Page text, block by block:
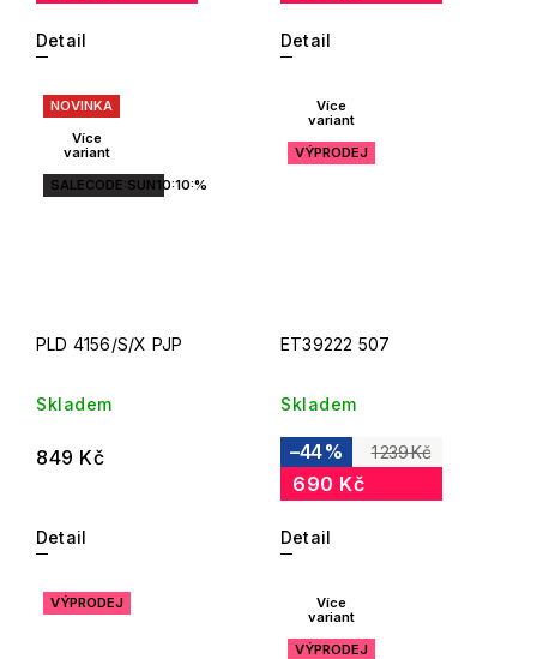
Detail Detail
NOVINKA
Více
variant
SALECODE:SUN10:10:%
PLD 4156/S/X PJP
Skladem
849 Kč
Detail
Více
variant
VÝPRODEJ
ET39222 507
Skladem
1 239 Kč
–44 %
690 Kč
Detail
VÝPRODEJ
Více
variant
VÝPRODEJ